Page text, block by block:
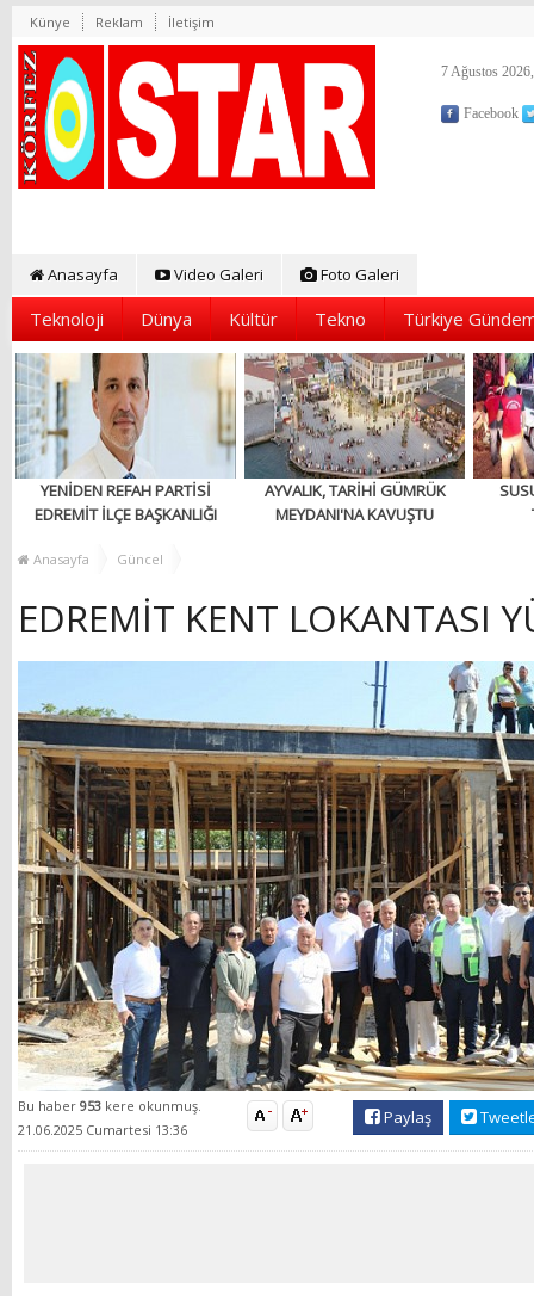
Künye Reklam İletişim
7 Ağustos
Facebook
Anasayfa Video Galeri Foto Galeri
Teknoloji Dünya Kültür Tekno Türkiye
YENİDEN REFAH PARTİSİ
EDREMİT İLÇE BAŞKANLIĞI
AÇILIYOR!
AYVALIK, TARİHİ GÜMRÜK
MEYDANI'NA KAVUŞTU
Anasayfa Güncel
EDREMİT KENT LOKANTASI
Bu haber 953 kere okunmuş.
21.06.2025 Cumartesi 13:36
Paylaş